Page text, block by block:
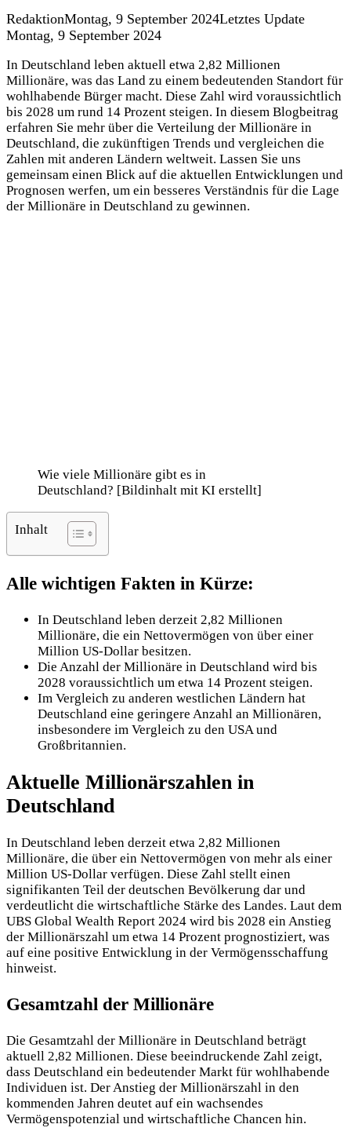
RedaktionMontag, 9 September 2024Letztes Update
Montag, 9 September 2024
In Deutschland leben aktuell etwa 2,82 Millionen
Millionäre, was das Land zu einem bedeutenden Standort für
wohlhabende Bürger macht. Diese Zahl wird voraussichtlich
bis 2028 um rund 14 Prozent steigen. In diesem Blogbeitrag
erfahren Sie mehr über die Verteilung der Millionäre in
Deutschland, die zukünftigen Trends und vergleichen die
Zahlen mit anderen Ländern weltweit. Lassen Sie uns
gemeinsam einen Blick auf die aktuellen Entwicklungen und
Prognosen werfen, um ein besseres Verständnis für die Lage
der Millionäre in Deutschland zu gewinnen.
Wie viele Millionäre gibt es in
Deutschland? [Bildinhalt mit KI erstellt]
Inhalt
Alle wichtigen Fakten in Kürze:
In Deutschland leben derzeit 2,82 Millionen
Millionäre, die ein Nettovermögen von über einer
Million US-Dollar besitzen.
Die Anzahl der Millionäre in Deutschland wird bis
2028 voraussichtlich um etwa 14 Prozent steigen.
Im Vergleich zu anderen westlichen Ländern hat
Deutschland eine geringere Anzahl an Millionären,
insbesondere im Vergleich zu den USA und
Großbritannien.
Aktuelle Millionärszahlen in
Deutschland
In Deutschland leben derzeit etwa 2,82 Millionen
Millionäre, die über ein Nettovermögen von mehr als einer
Million US-Dollar verfügen. Diese Zahl stellt einen
signifikanten Teil der deutschen Bevölkerung dar und
verdeutlicht die wirtschaftliche Stärke des Landes. Laut dem
UBS Global Wealth Report 2024 wird bis 2028 ein Anstieg
der Millionärszahl um etwa 14 Prozent prognostiziert, was
auf eine positive Entwicklung in der Vermögensschaffung
hinweist.
Gesamtzahl der Millionäre
Die Gesamtzahl der Millionäre in Deutschland beträgt
aktuell 2,82 Millionen. Diese beeindruckende Zahl zeigt,
dass Deutschland ein bedeutender Markt für wohlhabende
Individuen ist. Der Anstieg der Millionärszahl in den
kommenden Jahren deutet auf ein wachsendes
Vermögenspotenzial und wirtschaftliche Chancen hin.